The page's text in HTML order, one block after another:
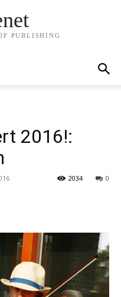
PUBLISHING
2016!:
0
2034